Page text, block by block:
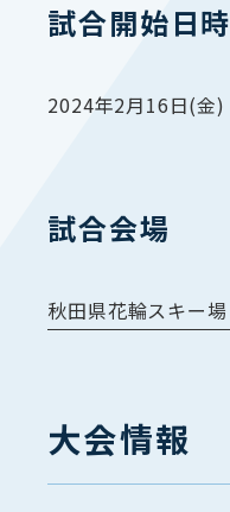
試合開始日時
2024年2月16日(金)
試合会場
秋田県花輪スキー場
大会情報